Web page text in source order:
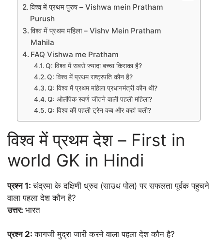
विश्व में प्रथम पुरुष – Vishwa mein Pratham
Purush
विश्व में प्रथम महिला – Vishv Mein Pratham
Mahila
FAQ Vishwa me Pratham
Q: विश्व में सबसे ज्यादा बच्चा किसका है?
Q: विश्व में प्रथम राष्ट्रपति कौन है?
Q: विश्व में प्रथम महिला प्रधानमंत्री कौन थी?
Q: ओलंपिक स्वर्ण जीतने वाली पहली महिला?
Q: विश्व की पहली ट्रेन कब और कहां चली?
विश्व में प्रथम देश – First in
world GK in Hindi
प्रश्न 1:चंद्रमा के दक्षिणी ध्रुव (साउथ पोल) पर सफलता पूर्वक पहुचने
वाला पहला देश कौन है?
उत्तर: भारत
प्रश्न 2:कागजी मुद्रा जारी करने वाला पहला देश कौन है?